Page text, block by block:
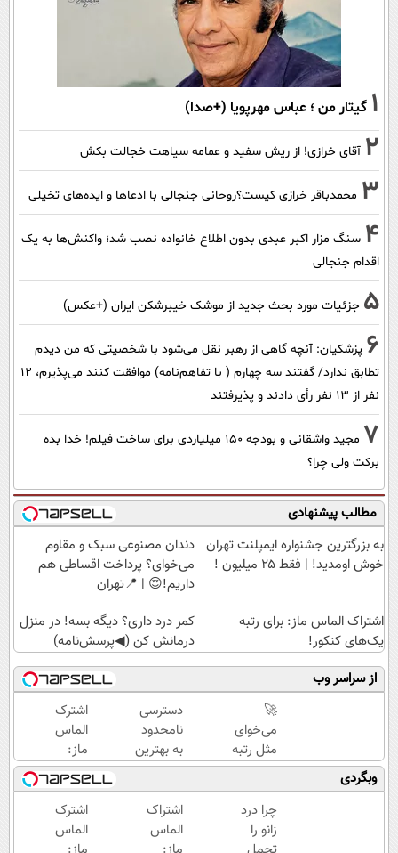
1 گیتار من ؛ عباس مهرپویا (+صدا)
2 آقای خرازی! از ریش سفید و عمامه سیاهت خجالت بکش
3 محمدباقر خرازی کیست؟روحانی جنجالی با ادعاها و ایده‌های تخیلی
4 سنگ مزار اکبر عبدی بدون اطلاع خانواده نصب شد؛ واکنش‌ها به یک
اقدام جنجالی
5 جزئیات مورد بحث جدید از موشک خیبرشکن ایران (+عکس)
6 پزشکیان‌: آنچه گاهی از رهبر نقل می‌شود با شخصیتی که من دیدم
تطابق ندارد/ گفتند سه چهارم ( با تفاهم‌نامه) موافقت کنند می‌پذیرم، 12
نفر از 13 نفر رأی دادند و پذیرفتند
7
مجید واشقانی و بودجه 150 میلیاردی برای ساخت فیلم! خدا بده
برکت ولی چرا؟
مطالب پیشنهادی
به بزرگترین جشنواره ایمپلنت تهران
خوش اومدید! | فقط ۲۵ میلیون !
دندان مصنوعی سبک و مقاوم
می‌خوای؟ پرداخت اقساطی هم
داریم!😍 | 📍تهران
اشتراک الماس ماز: برای رتبه
یک‌های کنکور!
کمر درد داری؟ دیگه بسه! در منزل
درمانش کن (◀پرسش‌نامه)
از سراسر وب
🚀
می‌خوای
مثل رتبه
برترا
بدرخشی؟
جمع‌بندی
تابستون
فقط در
دسترسی
نامحدود
به بهترین
آموزش‌ها
تا روز
کنکور
اشترک
الماس
ماز:
کامل‌ترین
خدمات
آموزشی
برای
کنکوری‌ها
وبگردی
چرا درد
زانو را
اشتراک
الماس
اشترک
الماس